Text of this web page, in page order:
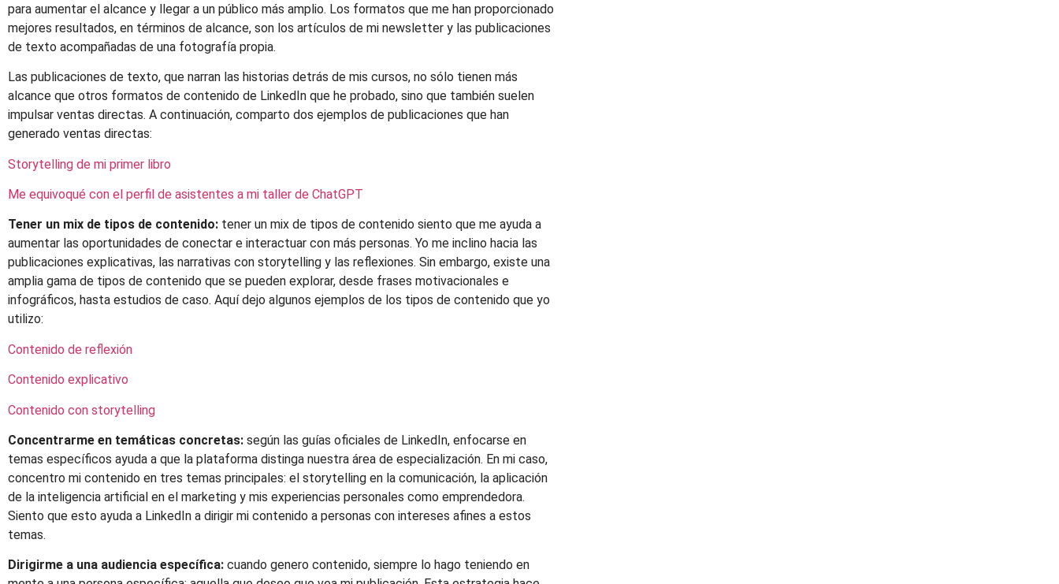
para aumentar el alcance y llegar a un público más amplio. Los formatos que me han proporcionado
mejores resultados, en términos de alcance, son los artículos de mi newsletter y las publicaciones
de texto acompañadas de una fotografía propia.
Las publicaciones de texto, que narran las historias detrás de mis cursos, no sólo tienen más
alcance que otros formatos de contenido de LinkedIn que he probado, sino que también suelen
impulsar ventas directas. A continuación, comparto dos ejemplos de publicaciones que han
generado ventas directas:
Storytelling de mi primer libro
Me equivoqué con el perfil de asistentes a mi taller de ChatGPT
Tener un mix de tipos de contenido: tener un mix de tipos de contenido siento que me ayuda a
aumentar las oportunidades de conectar e interactuar con más personas. Yo me inclino hacia las
publicaciones explicativas, las narrativas con storytelling y las reflexiones. Sin embargo, existe una
amplia gama de tipos de contenido que se pueden explorar, desde frases motivacionales e
infográficos, hasta estudios de caso. Aquí dejo algunos ejemplos de los tipos de contenido que yo
utilizo:
Contenido de reflexión
Contenido explicativo
Contenido con storytelling
Concentrarme en temáticas concretas: según las guías oficiales de LinkedIn, enfocarse en
temas específicos ayuda a que la plataforma distinga nuestra área de especialización. En mi caso,
concentro mi contenido en tres temas principales: el storytelling en la comunicación, la aplicación
de la inteligencia artificial en el marketing y mis experiencias personales como emprendedora.
Siento que esto ayuda a LinkedIn a dirigir mi contenido a personas con intereses afines a estos
temas.
Dirigirme a una audiencia específica: cuando genero contenido, siempre lo hago teniendo en